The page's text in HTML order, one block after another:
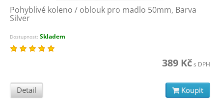
Pohyblivé koleno / oblouk pro madlo 50mm, Barva
Silver
Dostupnost: Skladem
389 Kčs DPH
Detail Koupit